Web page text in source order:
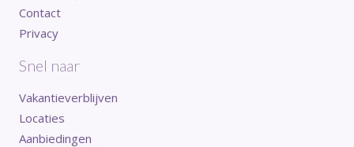
Contact
Privacy
Snel naar
Vakantieverblijven
Locaties
Aanbiedingen